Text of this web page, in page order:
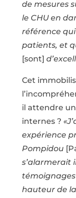
de mesures
le CHU en
référence
patients, et
[sont]
Cet
il attendre
internes ?
expérience
Pompidou
s’alarmerait
hauteur de